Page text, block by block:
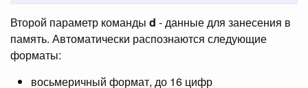
Второй параметр команды d - данные для занесения в
память. Автоматически распознаются следующие
форматы:
восьмеричный формат, до 16 цифр